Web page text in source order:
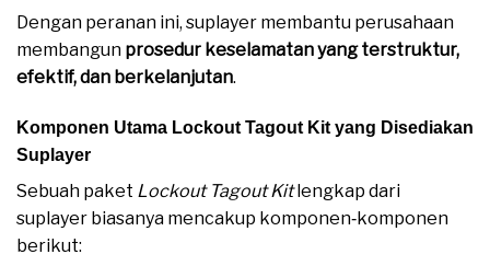
Dengan peranan ini, suplayer membantu perusahaan
membangun prosedur keselamatan yang terstruktur,
efektif, dan berkelanjutan.
Komponen Utama Lockout Tagout Kit yang Disediakan
Suplayer
Sebuah paket Lockout Tagout Kitlengkap dari
suplayer biasanya mencakup komponen‑komponen
berikut: